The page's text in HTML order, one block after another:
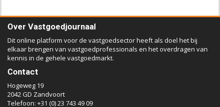
Over Vastgoedjournaal
Dit online platform voor de vastgoedsector heeft als doel het bij
elkaar brengen van vastgoedprofessionals en het overdragen van
kennis in de gehele vastgoedmarkt.
Contact
Hogeweg 19
2042 GD Zandvoort
Telefoon: +31 (0) 23 743 49 09